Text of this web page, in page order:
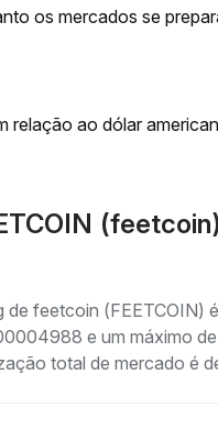
os mercados se
relação ao dólar
(feetcoin)
feetcoin
e um máximo
total de mercado é